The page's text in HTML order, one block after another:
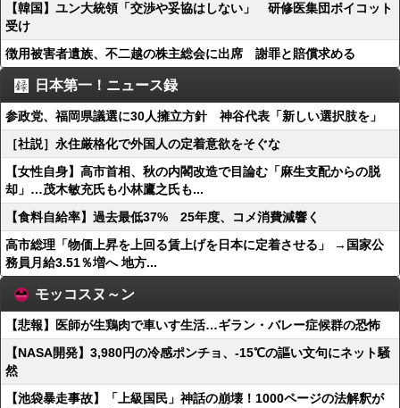
【韓国】ユン大統領「交渉や妥協はしない」 研修医集団ボイコット
受け
徴用被害者遺族、不二越の株主総会に出席 謝罪と賠償求める
日本第一！ニュース録
参政党、福岡県議選に30人擁立方針 神谷代表「新しい選択肢を」
［社説］永住厳格化で外国人の定着意欲をそぐな
【女性自身】高市首相、秋の内閣改造で目論む「麻生支配からの脱
却」…茂木敏充氏も小林鷹之氏も...
【食料自給率】過去最低37% 25年度、コメ消費減響く
高市総理「物価上昇を上回る賃上げを日本に定着させる」 →国家公
務員月給3.51％増へ 地方...
モッコスヌ～ン
【悲報】医師が生鶏肉で車いす生活…ギラン・バレー症候群の恐怖
【NASA開発】3,980円の冷感ポンチョ、-15℃の謳い文句にネット騒
然
【池袋暴走事故】「上級国民」神話の崩壊！1000ページの法解釈が